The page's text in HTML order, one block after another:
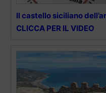
Il castello siciliano
CLICCA PER IL VIDEO